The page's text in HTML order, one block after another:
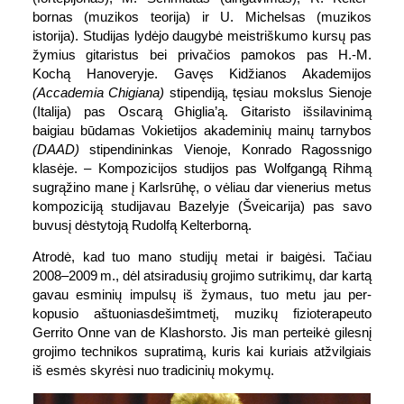
bornas (muzikos teorija) ir U. Michelsas (muzikos
istorija). Studijas lydėjo daugybė meistri­škumo kursų pas
žymius gitaristus bei privačios pamokos pas H.-M.
Kochą Hanoveryje. Gavęs Kidžianos Akademijos
(Accademia Chigiana) stipendiją, tęsiau mokslus Sienoje
(Italija) pas Oscarą Ghiglia’ą. Gitaristo išsi­lavinimą
baigiau būdamas Vokietijos akademinių mainų tarnybos
(DAAD) stipendininkas Vienoje, Konrado Ragossnigo
klasėje. – Kom­pozicijos studijos pas Wolf­gangą Rihmą
su­grąžino mane į Karls­rūhę, o vėliau dar vienerius metus
kom­poziciją studijavau Bazelyje (Šveicarija) pas savo
buvusį dėstytoją Rudolfą Kelter­borną.
Atrodė, kad tuo mano studijų metai ir baigėsi. Tačiau
2008–2009 m., dėl atsi­radusių grojimo su­trikimų, dar kartą
gavau esminių impulsų iš žymaus, tuo metu jau per­
kopusio aštuonias­dešimt­metį, muzikų fizio­terapeuto
Gerrito Onne van de Klas­horsto. Jis man per­teikė gilesnį
grojimo technikos supratimą, kuris kai kuriais at­žvilgiais
iš esmės skyrėsi nuo tradicinių mokymų.